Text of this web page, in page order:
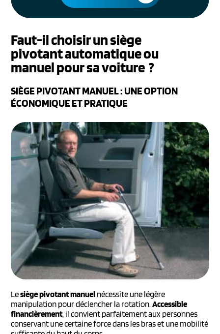
Faut-il choisir un siège
pivotant automatique ou
manuel pour sa voiture ?
SIÈGE PIVOTANT MANUEL : UNE OPTION
ÉCONOMIQUE ET PRATIQUE
Lesiège pivotant manuel nécessite une légère
manipulation pour déclencher la rotation.Accessible
financièrement, il convient parfaitement aux personnes
conservant une certaine force dans les bras et une mobilité